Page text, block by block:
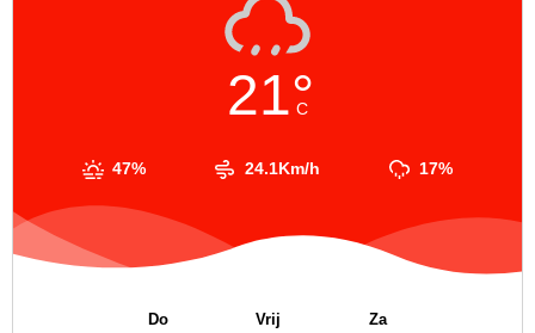
21°
C
47% 24.1Km/h 17%
Do Vrij Za